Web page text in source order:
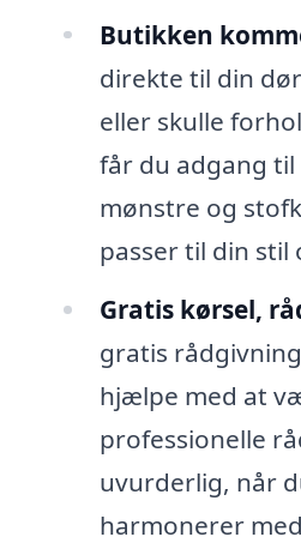
Butikken
direkte til din
eller skulle
får du adgang
mønstre og
passer til din stil
Gratis kørsel,
gratis
hjælpe med at
professionelle
uvurderlig, når
harmonerer